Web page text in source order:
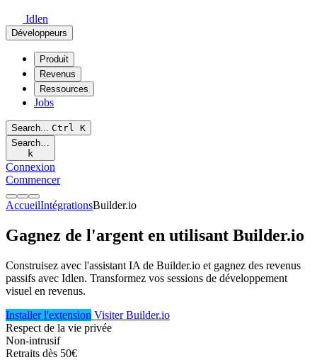
Idlen
Développeurs
Produit
Revenus
Ressources
Jobs
Search... Ctrl K
Search…
k
Connexion
Commencer
AccueilIntégrationsBuilder.io
Gagnez de l'argent en utilisant Builder.io
Construisez avec l'assistant IA de Builder.io et gagnez des revenus
passifs avec Idlen. Transformez vos sessions de développement
visuel en revenus.
Installer l'extension Visiter Builder.io
Respect de la vie privée
Non-intrusif
Retraits dès 50€